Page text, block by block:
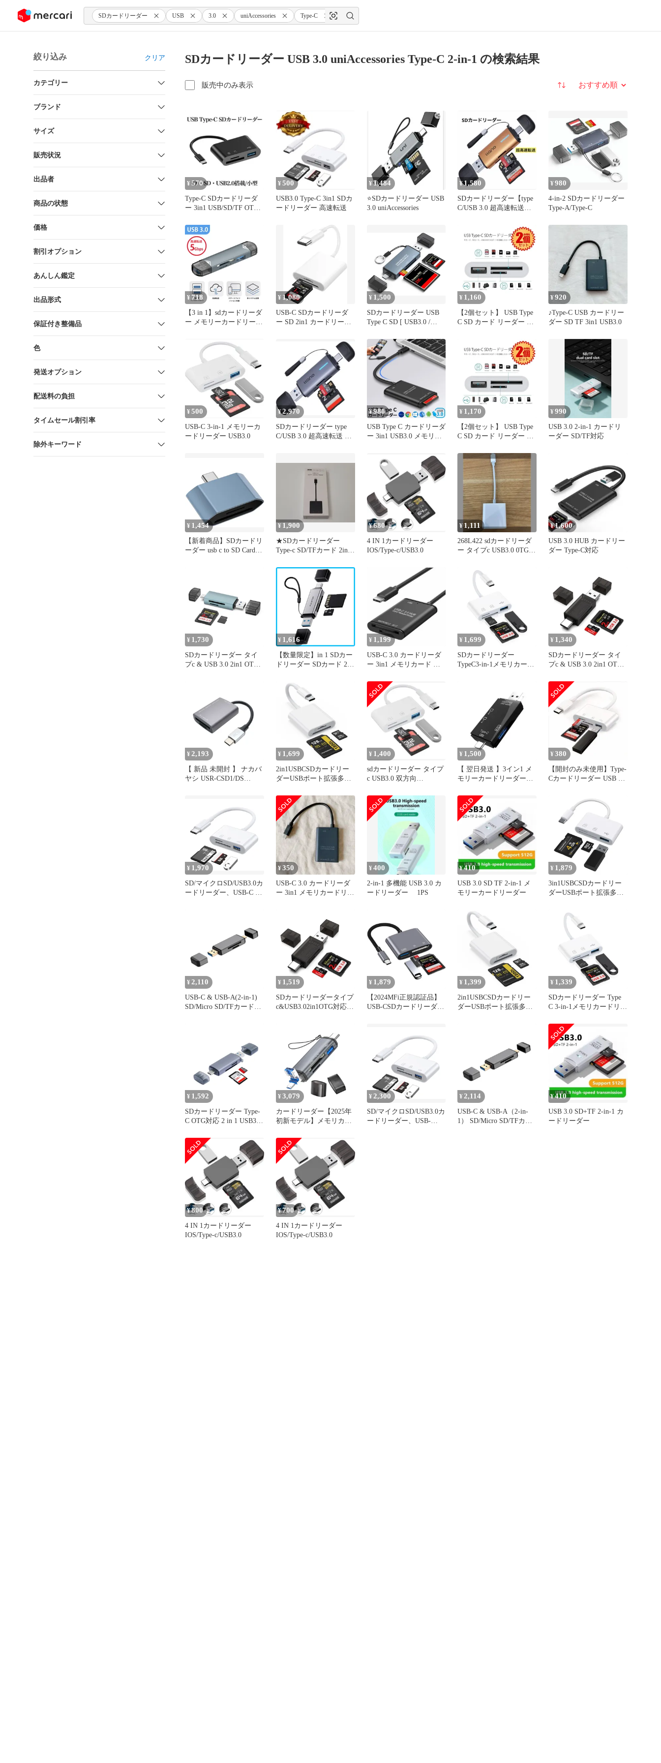
ツにスキップ SDカードリーダー USB 3.0 uniAccessories Type-C 2-in-1
絞り込み クリア
カテゴリー
ブランド
サイズ
販売状況
出品者
商品の状態
価格
割引オプション
あんしん鑑定
出品形式
保証付き整備品
色
発送オプション
配送料の負担
タイムセール割引率
除外キーワード
SDカードリーダー USB 3.0 uniAccessories Type-C 2-in-1 の検索結果
販売中のみ表示 並び替え
¥ 570
Type-C SDカードリーダ
ー 3in1 USB/SD/TF OTG
¥ 500
USB3.0 Type-C 3in1 SDカ
ードリーダー 高速転送
¥1,484
⭐️SDカードリーダー USB
3.0 uniAccessories
¥1,580
SDカードリーダー【type
C/USB 3.0 超高速転送】
¥980
4-in-2 SDカードリーダー
Type-A/Type-C
¥ 718
【3 in 1】sdカードリーダ
ー メモリーカードリーダ
容Type-C Micro USB 3.0
多機能 設定不要 OTG機
能付 SD/TFカード/Uディ
スク高速転送 超小型 高
耐久
¥ 1,080
USB-C SDカードリーダ
ー SD 2in1 カードリーダ
¥ 1,500
SDカードリーダー USB
Type C SD [ USB3.0 /
ーダー
¥ 1,160
【2個セット】 USB Type
C SD カード リーダー ポ
Mac Book Pro 等 USB-C
デバイス 対応 3in1 ライ
マルチ 3IN1READER
¥920
♪Type-C USB カードリー
ダー SD TF 3in1 USB3.0
¥ 500
USB-C 3-in-1 メモリーカ
ードリーダー USB3.0
¥2,970
SDカードリーダー type
C/USB 3.0 超高速転送 2-
¥980
USB Type C カードリーダ
ー 3in1 USB3.0 メモリカ
転送 OTG機能付き Micro
SD/SDカードリーダー
SDHC/SDXC/SD/Micro
SDHC/Micro
SDXC/MMC/RS-MMC カ
ー
¥ 1,170
【2個セット】 USB Type
C SD カード リーダー ポ
Mac Book Pro 等 USB-C
デバイス 対応 3in1 ライ
ター MicroSD TF USB2.0
マルチ 3IN1READER
¥990
USB 3.0 2-in-1 カードリ
ーダー SD/TF対応
¥ 1,454
【新着商品】SDカードリ
ーダー usb c to SD Card
iPhone16/iPhone15/iPad
Pro/MacBook/Chromebook/
AndroidスマホなどUSB
¥ 1,900
★SDカードリーダー
Type-c SD/TFカード 2in1
c to SD Card USB3.0 OTG
機能 双方向データ転送
¥680
4 IN 1カードリーダー
IOS/Type-c/USB3.0
¥1,111
268L422 sdカードリーダ
ー タイプc USB3.0 0TG機
¥1,600
USB 3.0 HUB カードリー
ダー Type-C対応
¥ 1,730
SDカードリーダー タイ
プc & USB 3.0 2in1 OTG
USB-C USB-Aポート 小
型 軽量 2TBまで大容量カ
ードに対応 Android スマ
ートフォン iPhone
¥ 1,616
【数量限定】in 1 SDカー
ドリーダー SDカード 2 to
SDアダプター SD/Micro
SD/TF/SDHC/SDXC/MMC
/UHS-I 2TBまで大容量カ
ードに対応 Windows
MacBook PU
¥ 1,199
USB-C 3.0 カードリーダ
ー 3in1 メモリカード 高
¥ 1,699
SDカードリーダー
TypeC3-in-1メモリカード
ードリーダー0TG機能設
¥ 1,340
SDカードリーダー タイ
プc & USB 3.0 2in1 OTG
リーダー 2枚カード同時
読書 高速転送 小型 軽量
type-c usb-Aポート 2TBま
で大容量カードに対応
Android スマホ iPhone
17・1 ...
¥ 2,193
【 新品 未開封 】 ナカバ
ヤシ USR-CSD1/DS
ケーブル長6cmタイプ
［USB3.0 /スマホ・タブ
レット対応］ USR-
CSD1/DS 未使用 送料無
¥ 1,699
2in1USBCSDカードリー
ダーUSBポート拡張多機
ド/UHS-Iカード専用高速
双方向転送タイプCカー
ドリーダー
MacWindowsAndroid端末
に対応
¥ 1,400
sdカードリーダー タイプ
c USB3.0 双方向
¥ 1,500
【 翌日発送 】3イン1 メ
モリーカードリーダー
¥ 380
【開封のみ未使用】Type-
Cカードリーダー USB 3.0
¥ 1,970
SD/マイクロSD/USB3.0カ
ードリーダー、USB-C to
Galaxy、Huawei、タブレ
ット、ラップトップ、
MacBook用「白い」
¥350
USB-C 3.0 カードリーダ
ー 3in1 メモリカードリー
¥400
2-in-1 多機能 USB 3.0 カ
ードリーダー 1PS
¥410
USB 3.0 SD TF 2-in-1 メ
モリーカードリーダー
¥ 1,879
3in1USBCSDカードリー
ダーUSBポート拡張多機
双方向転送OTGタイプC
カードリーダー
MacWindowsAndroid端末
¥ 2,110
USB-C & USB-A(2-in-1)
SD/Micro SD/TFカードリ
アルスロット Android ス
マホ タブレット、
MacBook、Windows PCに
¥ 1,519
SDカードリーダータイプ
c&USB3.02in1OTG対応マ
転送小型軽量type-cusb-A
ポート2T
¥ 1,879
【2024MFi正規認証品】
USB-CSDカードリーダー
ラアダプタ写真/ビデオ高
速転送高速双
¥ 1,399
2in1USBCSDカードリー
ダーUSBポート拡張多機
¥ 1,339
SDカードリーダー Type
C 3-in-1メモリカードリー
プタ USB 3.0/USB-C カー
ドリーダー 0TG機能 設定
不要 写真/ビデオ 高速伝
送 双方向転送 カメラリ
ーダー iPhone16/15/タイ
プC ...
¥ 1,592
SDカードリーダー Type-
C OTG対応 2 in 1 USB3.0
対応Androidスマートフォ
ン/タブレット/ノートパ
ソコン/MacBook/Windows
¥ 3,079
カードリーダー【2025年
初新モデル】メモリカー
C/MicroUSBSDカードリ
ーダー3in1多機能
USB3.0/SD/T
¥ 2,300
SD/マイクロSD/USB3.0カ
ードリーダー、USB-
¥ 2,114
USB-C & USB-A（2-in-
1） SD/Micro SD/TFカー
¥410
USB 3.0 SD+TF 2-in-1 カ
ードリーダー
¥800
4 IN 1カードリーダー
IOS/Type-c/USB3.0
¥700
4 IN 1カードリーダー
IOS/Type-c/USB3.0